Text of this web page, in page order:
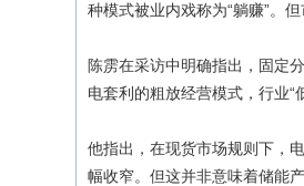
种模式被业内戏称为“躺赚”。
陈雳在采访中明确指出，固定
电套利的粗放经营模式，行业“
他指出，在现货市场规则下，
幅收窄。但这并非意味着储能